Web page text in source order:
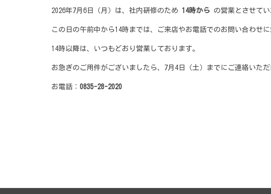
2026年7月6日（月）は、社内研修のため 14時から の営業とさせてい
この日の午前中から14時までは、ご来店やお電話でのお問い合わせ
14時以降は、いつもどおり営業しております。
お急ぎのご用件がございましたら、7月4日（土）までにご連絡いただ
お電話： 0835-28-2020